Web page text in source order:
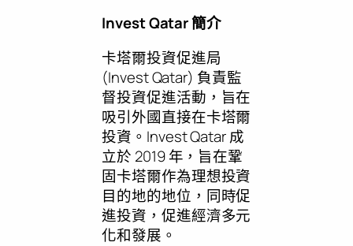
InvestQatar簡介
卡塔爾投資促進局
(Invest Qatar) 負責監
督投資促進活動，旨在
吸引外國直接在卡塔爾
投資。Invest Qatar 成
立於 2019 年，旨在鞏
固卡塔爾作為理想投資
目的地的地位，同時促
進投資，促進經濟多元
化和發展。